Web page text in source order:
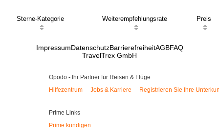
Sterne-Kategorie Weiterempfehlungsrate Preis
ImpressumDatenschutzBarrierefreiheitAGBFAQ
TravelTrex GmbH